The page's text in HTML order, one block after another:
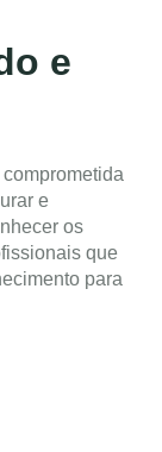
e
e
os
que
para